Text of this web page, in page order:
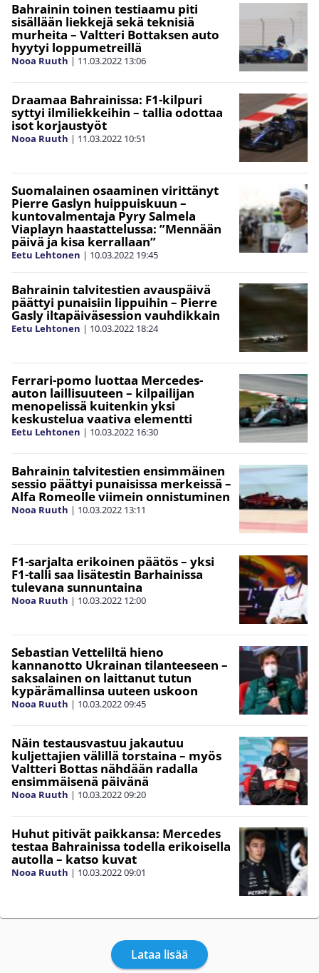
Bahrainin toinen testiaamu piti
sisällään liekkejä sekä teknisiä
murheita – Valtteri Bottaksen auto
hyytyi loppumetreillä
Nooa Ruuth | 11.03.2022 13:06
Draamaa Bahrainissa: F1-kilpuri
syttyi ilmiliekkeihin – tallia odottaa
isot korjaustyöt
Nooa Ruuth | 11.03.2022 10:51
Suomalainen osaaminen virittänyt
Pierre Gaslyn huippuiskuun –
kuntovalmentaja Pyry Salmela
Viaplayn haastattelussa: ”Mennään
päivä ja kisa kerrallaan”
Eetu Lehtonen | 10.03.2022 19:45
Bahrainin talvitestien avauspäivä
päättyi punaisiin lippuihin – Pierre
Gasly iltapäiväsession vauhdikkain
Eetu Lehtonen | 10.03.2022 18:24
Ferrari-pomo luottaa Mercedes-
auton laillisuuteen – kilpailijan
menopelissä kuitenkin yksi
keskustelua vaativa elementti
Eetu Lehtonen | 10.03.2022 16:30
Bahrainin talvitestien ensimmäinen
sessio päättyi punaisissa merkeissä –
Alfa Romeolle viimein onnistuminen
Nooa Ruuth | 10.03.2022 13:11
F1-sarjalta erikoinen päätös – yksi
F1-talli saa lisätestin Barhainissa
tulevana sunnuntaina
Nooa Ruuth | 10.03.2022 12:00
Sebastian Vetteliltä hieno
kannanotto Ukrainan tilanteeseen –
saksalainen on laittanut tutun
kypärämallinsa uuteen uskoon
Nooa Ruuth | 10.03.202209:45
Näin testausvastuu jakautuu
kuljettajien välillä torstaina – myös
Valtteri Bottas nähdään radalla
ensimmäisenä päivänä
Nooa Ruuth | 10.03.202209:20
Huhut pitivät paikkansa: Mercedes
testaa Bahrainissa todella erikoisella
autolla – katso kuvat
Nooa Ruuth | 10.03.202209:01
Lataa lisää